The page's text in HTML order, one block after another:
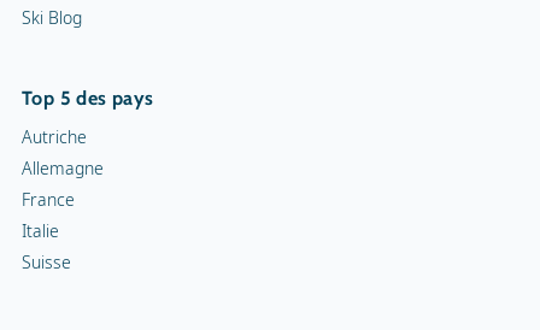
Ski Blog
Top 5 des pays
Autriche
Allemagne
France
Italie
Suisse